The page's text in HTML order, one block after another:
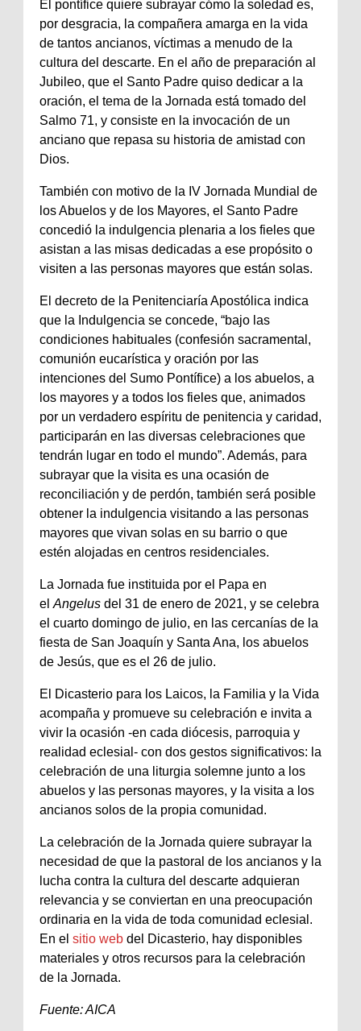
El pontífice quiere subrayar cómo la soledad es,
por desgracia, la compañera amarga en la vida
de tantos ancianos, víctimas a menudo de la
cultura del descarte. En el año de preparación al
Jubileo, que el Santo Padre quiso dedicar a la
oración, el tema de la Jornada está tomado del
Salmo 71, y consiste en la invocación de un
anciano que repasa su historia de amistad con
Dios.
También con motivo de la IV Jornada Mundial de
los Abuelos y de los Mayores, el Santo Padre
concedió la indulgencia plenaria a los fieles que
asistan a las misas dedicadas a ese propósito o
visiten a las personas mayores que están solas.
El decreto de la Penitenciaría Apostólica indica
que la Indulgencia se concede, “bajo las
condiciones habituales (confesión sacramental,
comunión eucarística y oración por las
intenciones del Sumo Pontífice) a los abuelos, a
los mayores y a todos los fieles que, animados
por un verdadero espíritu de penitencia y caridad,
participarán en las diversas celebraciones que
tendrán lugar en todo el mundo”. Además, para
subrayar que la visita es una ocasión de
reconciliación y de perdón, también será posible
obtener la indulgencia visitando a las personas
mayores que vivan solas en su barrio o que
estén alojadas en centros residenciales.
La Jornada fue instituida por el Papa en
el Angelus del 31 de enero de 2021, y se celebra
el cuarto domingo de julio, en las cercanías de la
fiesta de San Joaquín y Santa Ana, los abuelos
de Jesús, que es el 26 de julio.
El Dicasterio para los Laicos, la Familia y la Vida
acompaña y promueve su celebración e invita a
vivir la ocasión -en cada diócesis, parroquia y
realidad eclesial- con dos gestos significativos: la
celebración de una liturgia solemne junto a los
abuelos y las personas mayores, y la visita a los
ancianos solos de la propia comunidad.
La celebración de la Jornada quiere subrayar la
necesidad de que la pastoral de los ancianos y la
lucha contra la cultura del descarte adquieran
relevancia y se conviertan en una preocupación
ordinaria en la vida de toda comunidad eclesial.
En el sitio web del Dicasterio, hay disponibles
materiales y otros recursos para la celebración
de la Jornada.
Fuente: AICA